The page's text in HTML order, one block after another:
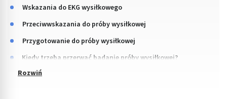
Wskazania do EKG wysiłkowego
Przeciwwskazania do próby wysiłkowej
Przygotowanie do próby wysiłkowej
Kiedy trzeba przerwać badanie próby wysiłkowej?